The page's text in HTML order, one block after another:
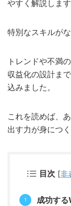
やすく解説します
特別なスキルが
トレンドや不満
収益化の設計ま
込みました。
これを読めば、
出す力が身につく
目次 [非
成功す